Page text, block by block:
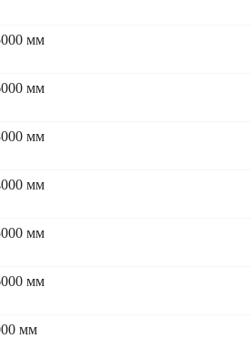
мм
мм
мм
мм
мм
мм
мм